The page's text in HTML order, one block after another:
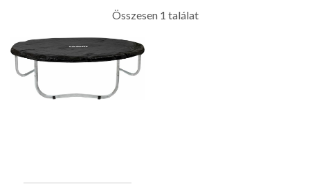
Összesen 1 találat